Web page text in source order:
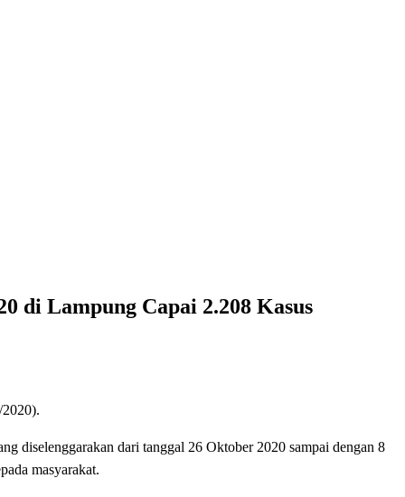
di Lampung Capai 2.208 Kasus
diselenggarakan dari tanggal 26 Oktober 2020 sampai dengan 8
masyarakat.